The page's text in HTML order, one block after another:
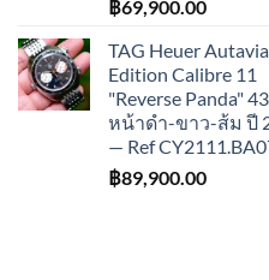
฿69,900.00
TAG Heuer
Edition Calibre 11
"Reverse Panda"
หน้าดำ-ขาว-ส้ม ปี
— Ref
฿89,900.00